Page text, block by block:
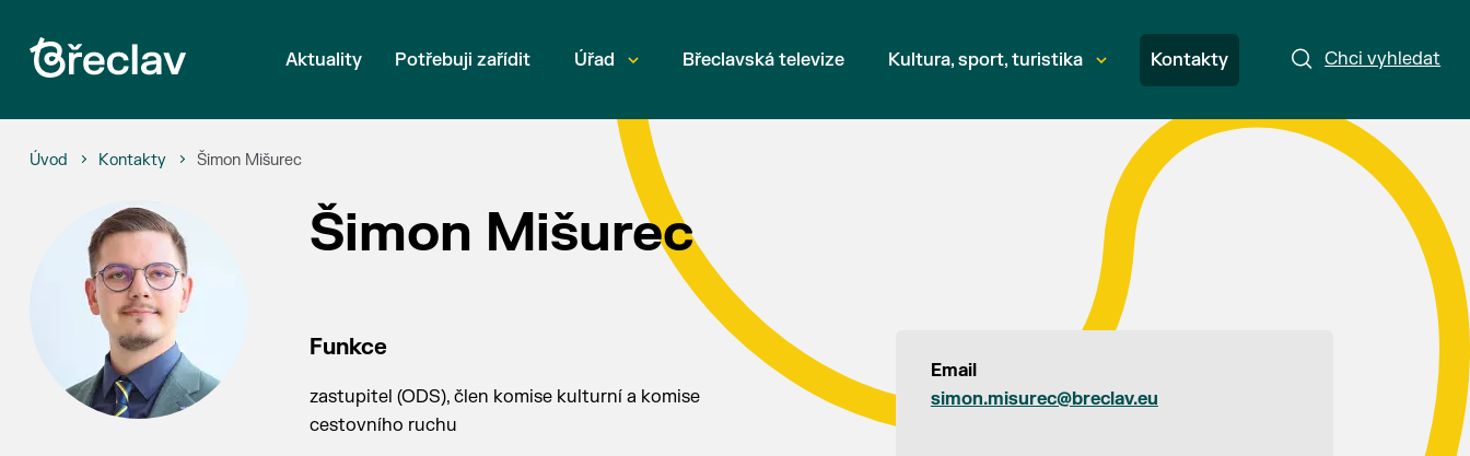
Chci vyhledat
Aktuality Potřebuji zařídit Úřad Břeclavská televize Kultura, sport, turistika Kontakty
Úvod Kontakty Šimon Mišurec
Šimon Mišurec
Funkce
zastupitel (ODS), člen komise kulturní a komise
cestovního ruchu
Email
simon.misurec@breclav.eu